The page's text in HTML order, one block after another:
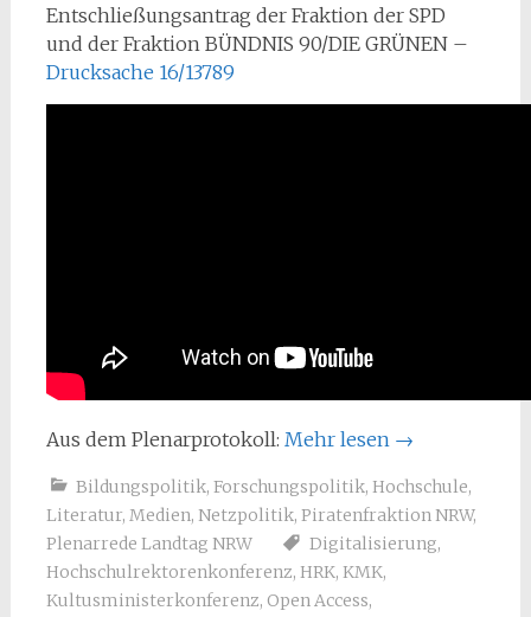
Entschließungsantrag der Fraktion der SPD
und der Fraktion BÜNDNIS 90/DIE GRÜNEN –
Drucksache 16/13789
Aus dem Plenarprotokoll: Mehr lesen →
Bildungspolitik, Forschungspolitik, Hochschule,
Literatur, Medien, Netzpolitik, Piratenfraktion NRW,
Plenarrede Landtag NRW
Digitalisierung,
Hochschulrektorenkonferenz, HRK, KMK,
Kultusministerkonferenz, Open Access,